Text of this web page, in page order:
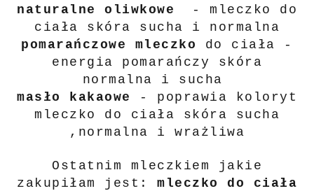
naturalne oliwkowe - mleczko do
ciała skóra sucha i normalna
pomarańczowe mleczko
do ciała -
energia pomarańczy skóra
normalna i sucha
masło kakaowe
- poprawia koloryt
mleczko do ciała skóra sucha
,normalna i wrażliwa
Ostatnim mleczkiem jakie
zakupiłam jest: mleczko do ciała